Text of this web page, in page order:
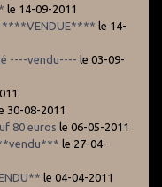
le 14-09-2011
****VENDUE**** le 14-
----vendu---- le 03-09-
30-08-2011
80 euros le 06-05-2011
le 27-04-
le 04-04-2011